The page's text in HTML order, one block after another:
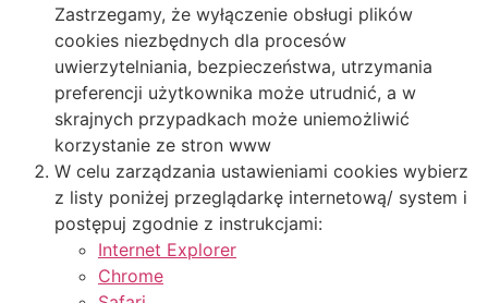
Zastrzegamy, że wyłączenie obsługi plików
cookies niezbędnych dla procesów
uwierzytelniania, bezpieczeństwa, utrzymania
preferencji użytkownika może utrudnić, a w
skrajnych przypadkach może uniemożliwić
korzystanie ze stron www
W celu zarządzania ustawieniami cookies wybierz
z listy poniżej przeglądarkę internetową/ system i
postępuj zgodnie z instrukcjami:
Internet Explorer
Chrome